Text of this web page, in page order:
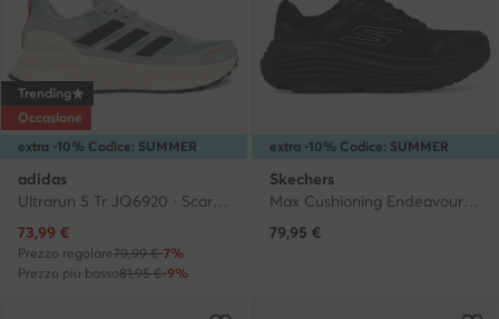
extra -10% Codice: SUMMER
Trending
Occasione
adidas
Ultrarun 5 Tr JQ6920 · Scarpe running
Prezzo attuale
73,99 €
Prezzo regolare79,99 €-7%
Prezzo più basso81,95 €-9%
extra -10% Codice: SUMMER
Skechers
Max Cushioning Endeavour 129470/BBK · Scarpe running
79,95 €